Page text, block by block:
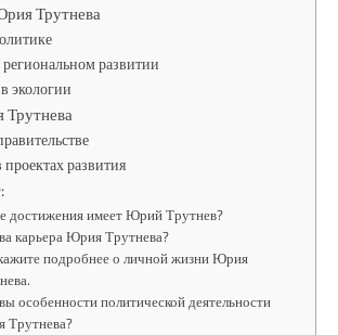
Трутнева
развитии
экологии
развития
достижения имеет Юрий Трутнев?
карьера Юрия Трутнева?
подробнее о личной жизни Юрия
особенности политической деятельности